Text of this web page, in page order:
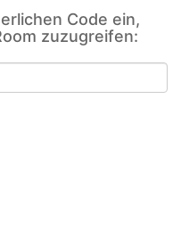
Code ein,
zuzugreifen: